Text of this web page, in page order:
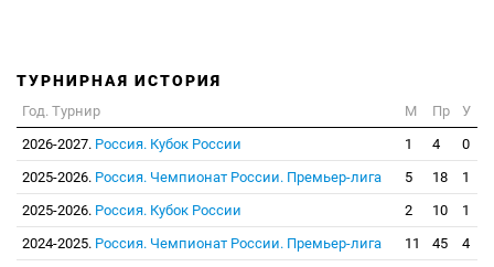
ТУРНИРНАЯ ИСТОРИЯ
Год. Турнир М Пр
У
2026-2027. Россия. Кубок России 1 4
0
2025-2026. Россия. Чемпионат России. Премьер-лига 5 18
1
2025-2026. Россия. Кубок России 2 10
1
2024-2025. Россия. Чемпионат России. Премьер-лига 11 45
4